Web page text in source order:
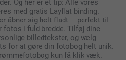
Og her er et tip: Alle vores
med gratis Layflat binding.
åbner sig helt fladt – perfekt til
fotos i fuld bredde. Tilføj dine
billedtekster, og vælg
for at gøre din fotobog helt unik.
kun få klik væk.